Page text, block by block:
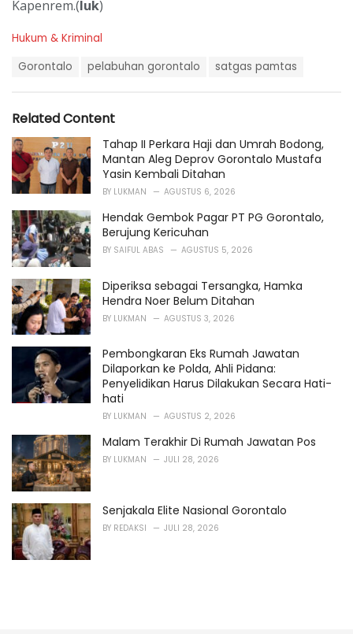
Kapenrem.(luk)
C
r
i
e
s
:
Hukum & Kriminal
:
Gorontalo pelabuhan gorontalo satgas pamtas
Related Content
Tahap II Perkara Haji dan Umrah Bodong,
Mantan Aleg Deprov Gorontalo Mustafa
Yasin Kembali Ditahan
BY LUKMAN AGUSTUS 6, 2026
Hendak Gembok Pagar PT PG Gorontalo,
Berujung Kericuhan
BY SAIFUL ABAS AGUSTUS 5, 2026
Diperiksa sebagai Tersangka, Hamka
Hendra Noer Belum Ditahan
BY LUKMAN AGUSTUS 3, 2026
Pembongkaran Eks Rumah Jawatan
Dilaporkan ke Polda, Ahli Pidana:
Penyelidikan Harus Dilakukan Secara Hati-
hati
BY LUKMAN AGUSTUS 2, 2026
Malam Terakhir Di Rumah Jawatan Pos
BY LUKMAN JULI 28, 2026
Senjakala Elite Nasional Gorontalo
BY REDAKSI JULI 28, 2026